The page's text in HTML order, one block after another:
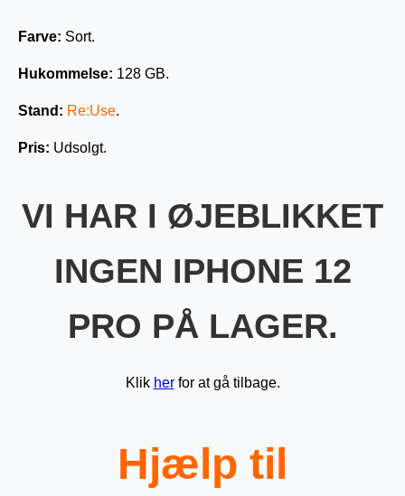
Farve: Sort.
Hukommelse: 128 GB.
Stand: Re:Use.
Pris: Udsolgt.
VI HAR I ØJEBLIKKET
INGEN IPHONE 12
PRO PÅ LAGER.
Klik herfor at gå tilbage.
Hjælp til